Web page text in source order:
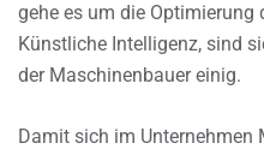
gehe es um die
Künstliche Intelligenz, sind
der Maschinenbauer einig.
Damit sich im Unternehmen